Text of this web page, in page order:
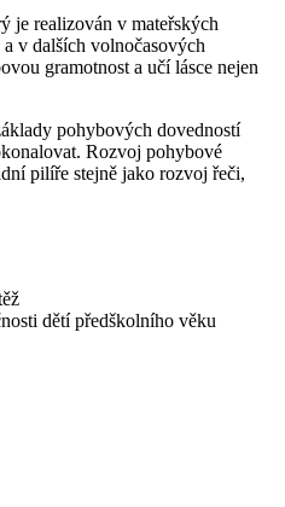
je realizován v mateřských
v dalších volnočasových
gramotnost a učí lásce nejen
pohybových dovedností
Rozvoj pohybové
pilíře stejně jako rozvoj řeči,
dětí předškolního věku